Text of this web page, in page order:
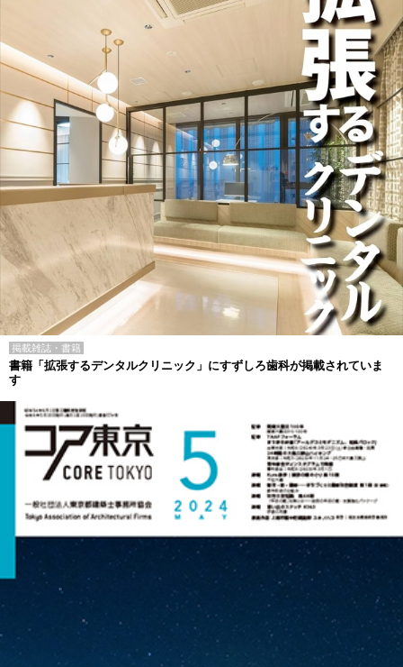
掲載雑誌・書籍
書籍「拡張するデンタルクリニック」にすずしろ歯科が掲載されていま
す